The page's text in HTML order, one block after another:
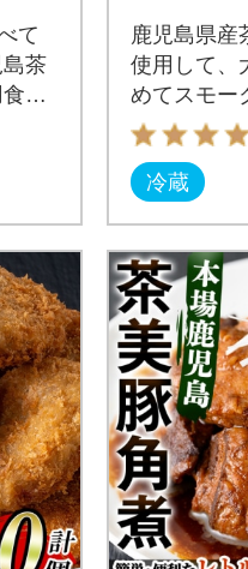
て
茶
べ
鹿児島県産
使用して、
めてスモー
びきタイプ
す。日々の
ん、バーベ
す。
冷蔵